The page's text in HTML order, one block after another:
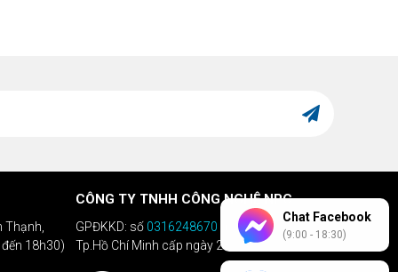
Thạnh,
18h30)
CÔNG TY TNHH CÔNG NGHỆ NPC
GPĐKKD: số 0316248670 do Sở KHĐT
Tp.Hồ Chí Minh cấp ngày 28/04/2020
Chat Facebook
(9:00 - 18:30)